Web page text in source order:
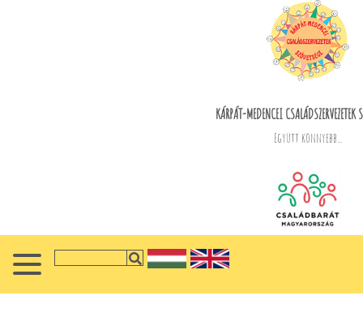
KÁRPÁT-MEDENCEI CSALÁDSZERVEZETEK
Együtt könnyebb...